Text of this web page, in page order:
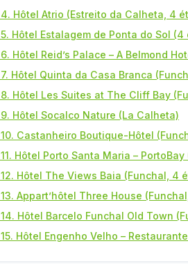
4. Hôtel Atrio (Estreito da Calheta, 4
5. Hôtel Estalagem de Ponta do Sol (4
6. Hôtel Reid’s Palace – A Belmond
7. Hôtel Quinta da Casa Branca
8. Hôtel Les Suites at The Cliff Bay
9. Hôtel Socalco Nature (La Calheta)
10. Castanheiro Boutique-Hôtel
11. Hôtel Porto Santa Maria –
12. Hôtel The Views Baia (Funchal, 4
13. Appart’hôtel Three House
14. Hôtel Barcelo Funchal Old Town
15. Hôtel Engenho Velho –